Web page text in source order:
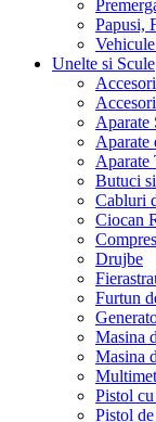
Papusi,
Unelte si Scule
Aparate
Aparate
Aparate
Butuci
Cabluri
Ciocan
Drujbe
Furtun
Masina
Masina
Pistol
Pistol